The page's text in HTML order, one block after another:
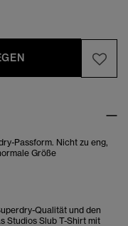
Passform. Nicht zu eng,
Größe
Qualität und den
Studios Slub T-Shirt mit